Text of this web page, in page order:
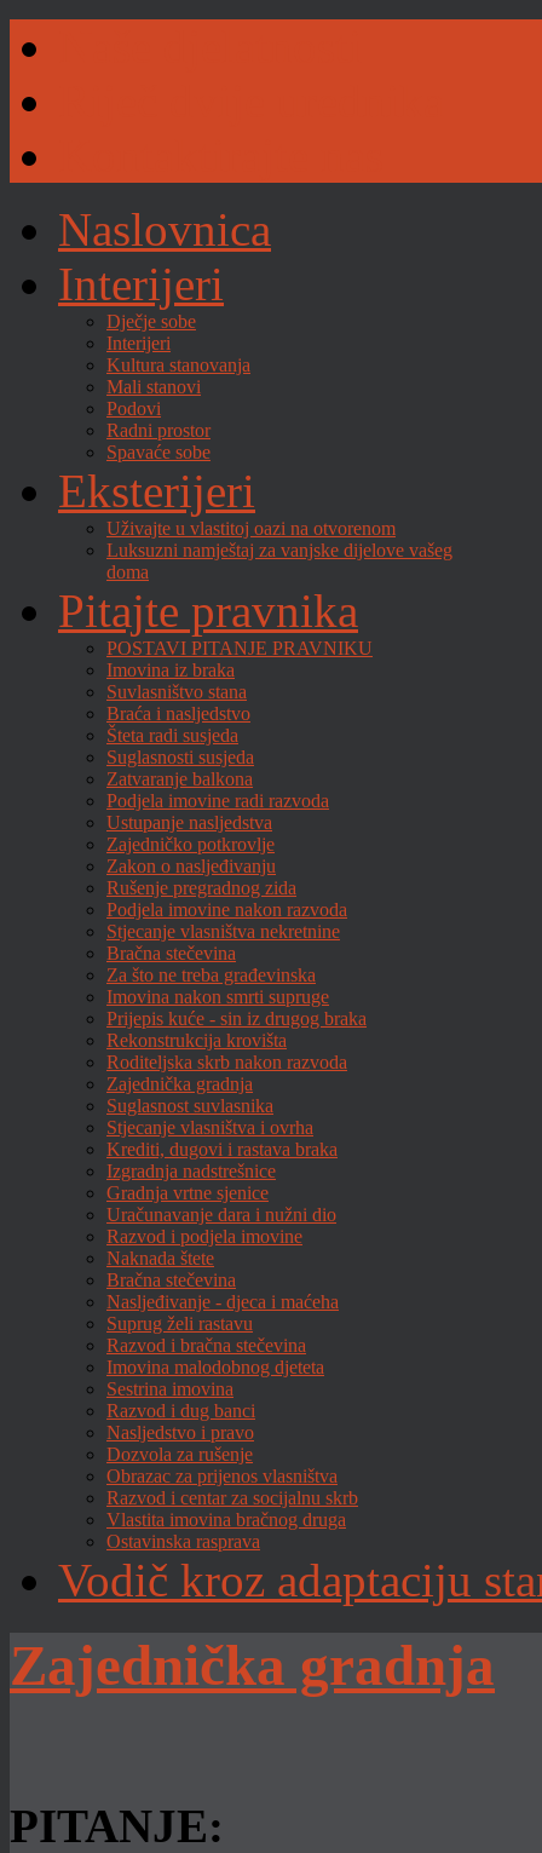
Naslovnica
Interijeri
Dječje sobe
Interijeri
Kultura stanovanja
Mali stanovi
Podovi
Radni prostor
Spavaće sobe
Eksterijeri
Uživajte u vlastitoj oazi na otvorenom
Luksuzni namještaj za vanjske dijelove vašeg
doma
Pitajte pravnika
POSTAVI PITANJE PRAVNIKU
Imovina iz braka
Suvlasništvo stana
Braća i nasljedstvo
Šteta radi susjeda
Suglasnosti susjeda
Zatvaranje balkona
Podjela imovine radi razvoda
Ustupanje nasljedstva
Zajedničko potkrovlje
Zakon o nasljeđivanju
Rušenje pregradnog zida
Podjela imovine nakon razvoda
Stjecanje vlasništva nekretnine
Bračna stečevina
Za što ne treba građevinska
Imovina nakon smrti supruge
Prijepis kuće - sin iz drugog braka
Rekonstrukcija krovišta
Roditeljska skrb nakon razvoda
Zajednička gradnja
Suglasnost suvlasnika
Stjecanje vlasništva i ovrha
Krediti, dugovi i rastava braka
Izgradnja nadstrešnice
Gradnja vrtne sjenice
Uračunavanje dara i nužni dio
Razvod i podjela imovine
Naknada štete
Bračna stečevina
Nasljeđivanje - djeca i maćeha
Suprug želi rastavu
Razvod i bračna stečevina
Imovina malodobnog djeteta
Sestrina imovina
Razvod i dug banci
Nasljedstvo i pravo
Dozvola za rušenje
Obrazac za prijenos vlasništva
Razvod i centar za socijalnu skrb
Vlastita imovina bračnog druga
Ostavinska rasprava
Vodič kroz adaptaciju
Zajednička gradnja
PITANJE: